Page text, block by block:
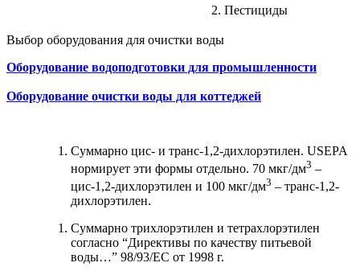
2. Пестициды
Выбор оборудования для очистки воды
Оборудование водоподготовки для промышленности
Оборудование очистки воды для коттеджей
Суммарно цис- и транс-1,2-дихлорэтилен. USEPA
нормирует эти формы отдельно. 70 мкг/дм3 –
цис-1,2-дихлорэтилен и 100 мкг/дм3 – транс-1,2-
дихлорэтилен.
Суммарно трихлорэтилен и тетрахлорэтилен
согласно “Директивы по качеству питьевой
воды…” 98/93/EC от 1998 г.